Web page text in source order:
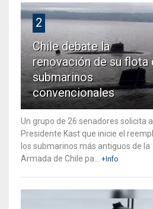
2
Chile debate la
renovación de su flota
submarinos
convencionales
Un grupo de 26 senadores solicita al
Presidente Kast que inicie el
los submarinos más antiguos de la
Armada de Chile pa...
+Info